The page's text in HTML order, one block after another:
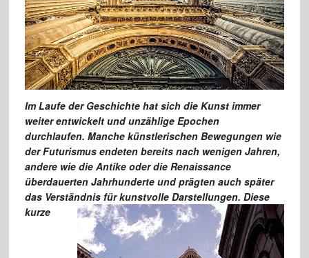
Im Laufe der Geschichte hat sich die Kunst immer
weiter entwickelt und unzählige Epochen
durchlaufen. Manche künstlerischen Bewegungen wie
der Futurismus endeten bereits nach wenigen Jahren,
andere wie die Antike oder die Renaissance
überdauerten Jahrhunderte und prägten auch später
das Verständnis für kunstvolle Darstellungen. Diese
kurze